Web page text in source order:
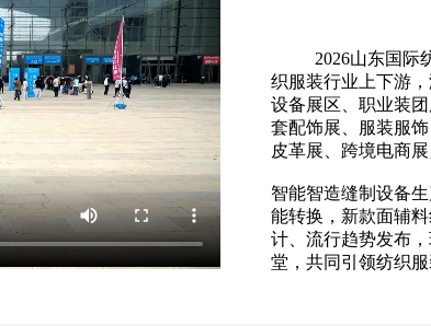
织服装行业上下游
设备展区、职业装
套配饰展、服装服
皮革展、跨境电商
智能智造缝制设备
能转换，新款面辅
计、流行趋势发布
堂，共同引领纺织